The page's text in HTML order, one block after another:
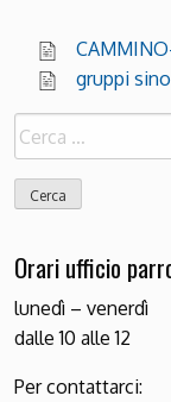
gruppi
Ricerca
per:
Orari ufficio
lunedì – venerdì
dalle 10 alle 12
Per contattarci: